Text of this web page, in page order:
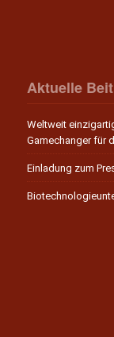
Aktuelle
Weltweit
Gamechanger für
Einladung zum